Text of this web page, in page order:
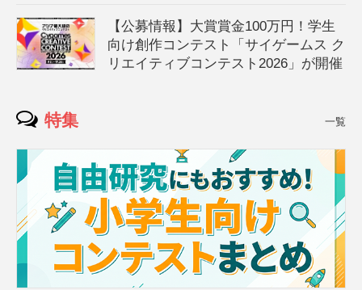
【公募情報】大賞賞金100万円！学生
向け創作コンテスト「サイゲームス ク
リエイティブコンテスト2026」が開催
特集 一覧